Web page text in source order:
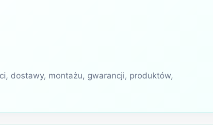
dostawy, montażu, gwarancji, produktów,